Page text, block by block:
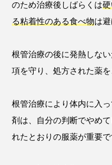
のため治療後しばらくは
る粘着性のある食べ物は避
根管治療の後に発熱しな
項を守り、処方された薬
根管治療により体内に入
剤は、自分の判断でやめ
れたとおりの服薬が重要で